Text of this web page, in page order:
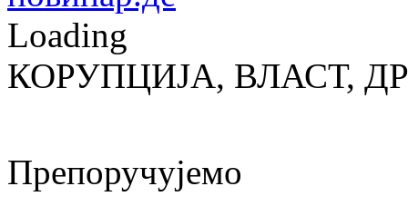
Loading
КОРУПЦИЈА, ВЛАСТ,
Препоручујемо